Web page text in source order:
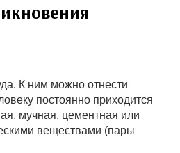
К ним можно отнести
постоянно приходится
мучная, цементная или
веществами (пары